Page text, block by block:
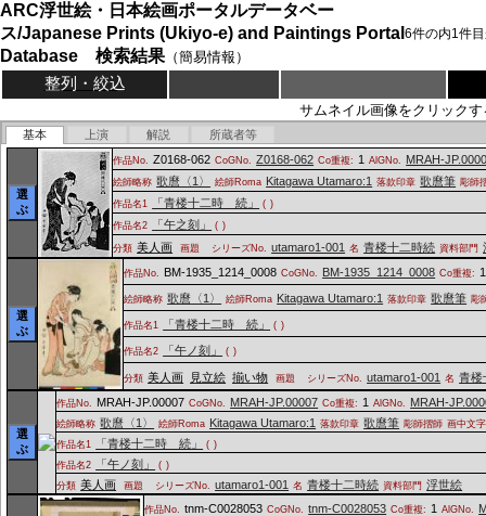
ARC浮世絵・日本絵画ポータルデータベー
ス/Japanese Prints (Ukiyo-e) and Paintings Portal
Database 検索結果（簡易情報）
6件の内1件
整列・絞込
サムネイル画像をクリック
基本 上演 解説 所蔵者等
選
ぶ
作品No. Z0168-062 CoGNo. Z0168-062 Co重複: 1 AlGNo. MRAH-
絵師略称 歌麿〈1〉 絵師Roma Kitagawa Utamaro:1 落款印章 歌麿筆 彫師
作品名1
「青楼十二時 続」 ( )
作品名2
「午之刻」 ( )
分類 美人画 画題 シリーズNo. utamaro1-001 名 青楼十二時続 資料部門
選
ぶ
作品No. BM-1935_1214_0008 CoGNo. BM-1935_1214_0008 Co重複: 1
絵師略称 歌麿〈1〉 絵師Roma Kitagawa Utamaro:1 落款印章 歌麿筆 彫
作品名1 「青楼十二時 続」 ( )
作品名2 「午ノ刻」 ( )
分類 美人画 見立絵 揃い物 画題 シリーズNo. utamaro1-001 名 青楼
選
ぶ
作品No. MRAH-JP.00007 CoGNo. MRAH-JP.00007 Co重複: 1 AlGNo. MRAH-
絵師略称 歌麿〈1〉 絵師Roma Kitagawa Utamaro:1 落款印章 歌麿筆 彫師摺師 画中文
作品名1
「青楼十二時 続」 ( )
作品名2
「午ノ刻」 ( )
分類 美人画 画題 シリーズNo. utamaro1-001 名 青楼十二時続 資料部門 浮世絵
作品No. tnm-C0028053 CoGNo. tnm-C0028053 Co重複: 1 AlGNo.